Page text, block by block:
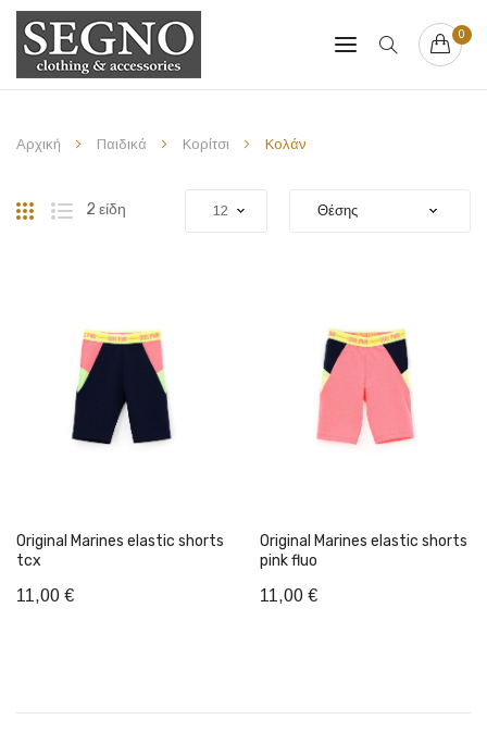
0
Αρχική Παιδικά Κορίτσι Κολάν
Πλέγμα Λίστα
2 είδη
Original Marines elastic shorts
tcx
11,00 €
Original Marines elastic shorts
pink fluo
11,00 €